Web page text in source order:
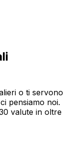
o ti servono
pensiamo noi.
valute in oltre